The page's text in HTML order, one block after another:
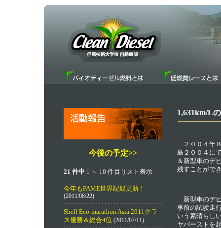
今後の予定>>
21 件中 1 ～ 10 件目リスト表示
今年もFAME世界記録更新！
(2011/08/22)
Shell Eco-marathon Asia 2011クラ
ス優勝＆総合4位 (2011/07/11)
1,631km/L
２００４年
島２００４に
＆新型車のデ
残すことがで
新型車のデ
事前の試験走
いう素晴らし
ヤバーストを